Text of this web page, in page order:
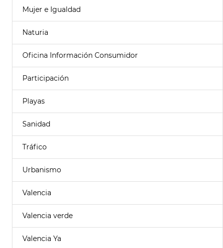
Mujer e Igualdad
Naturia
Oficina Información Consumidor
Participación
Playas
Sanidad
Tráfico
Urbanismo
Valencia
Valencia verde
Valencia Ya